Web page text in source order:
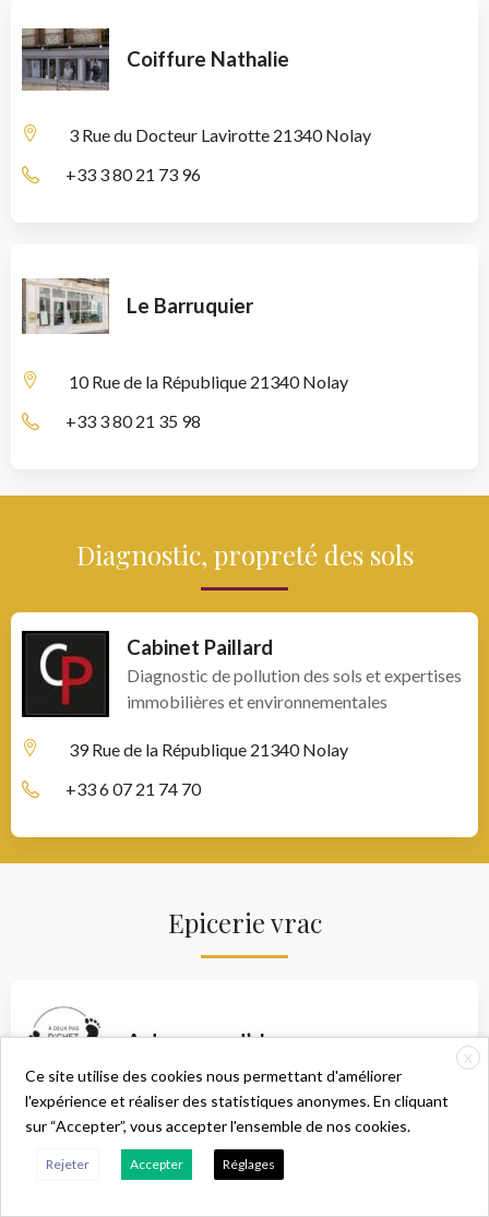
Coiffure Nathalie
3 Rue du Docteur Lavirotte 21340 Nolay
+33 3 80 21 73 96
Le Barruquier
10 Rue de la République 21340 Nolay
+33 3 80 21 35 98
Diagnostic, propreté des sols
Cabinet Paillard
Diagnostic de pollution des sols et expertises
immobilières et environnementales
39 Rue de la République 21340 Nolay
+33 6 07 21 74 70
Epicerie vrac
A deux pas d’chez nous
10 Avenue Lazare Carnot 21340 Nolay
X
Ce site utilise des cookies nous permettant d'améliorer
l'expérience et réaliser des statistiques anonymes. En cliquant
sur “Accepter”, vous accepter l'ensemble de nos cookies.
Rejeter Accepter Réglages